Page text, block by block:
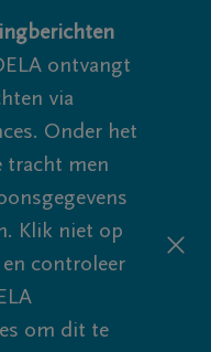
ontvangt
via
Onder het
tracht men
Klik niet op
controleer
om dit te